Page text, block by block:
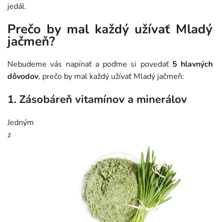
jedál.
Prečo by mal každý užívať Mladý
jačmeň?
Nebudeme vás napínať a poďme si povedať 5 hlavných
dôvodov, prečo by mal každý užívať Mladý jačmeň:
1. Zásobáreň vitamínov a minerálov
Jedným
z